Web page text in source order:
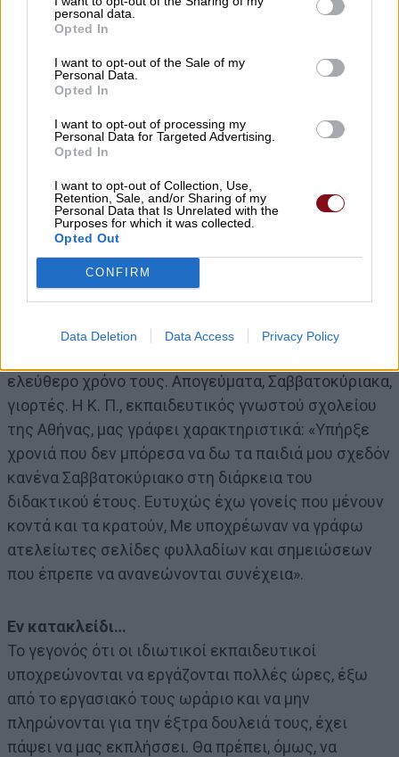
personal data.
Opted In
I want to opt-out of the Sale of my
Personal Data.
Opted In
I want to opt-out of processing my
Personal Data for Targeted Advertising.
Opted In
I want to opt-out of Collection, Use,
Retention, Sale, and/or Sharing of my
Personal Data that Is Unrelated with the
Purposes for which it was collected.
Opted Out
CONFIRM
Data Deletion Data Access Privacy Policy
εκείνοι κρίνουν ότι πρέπει να ετοιμάσουν για την
τάξη τους, αλλά κάνουν πολύ περισσότερα…
H απλήρωτη αυτή πνευματική δημιουργία μένει
συνήθως στα χέρια του σχολείου, όταν ο
εκπαιδευτικός αποχωρήσει! Η υπογραφή τέτοιων
συμφωνητικών, με την «ευγενική» υπόμνηση της
ελεύθερης απόλυσης, έχει λάβει χαρακτηριστικά
επιδημίας στα ιδιωτικά σχολεία. Είναι σημαντικό να
τονιστεί ότι η συγγραφή ενός βιβλίου απαιτεί
μεγάλο αριθμό εργατοωρών που είναι αδύνατον να
καλυφθεί στο χρόνο νόμιμης παραμονής στη
της «έξωσης» υποχρεώνονται να γίνουν
ελεύθερο χρόνο τους. Απογεύματα, Σαββατοκύριακα,
γιορτές. Η Κ. Π., εκπαιδευτικός γνωστού σχολείου
της Αθήνας, μας γράφει χαρακτηριστικά: «Υπήρξε
χρονιά που δεν μπόρεσα να δω τα παιδιά μου σχεδόν
κανένα Σαββατοκύριακο στη διάρκεια του
διδακτικού έτους. Ευτυχώς έχω γονείς που μένουν
κοντά και τα κρατούν, Με υποχρέωναν να γράφω
ατελείωτες σελίδες φυλλαδίων και σημειώσεων
που έπρεπε να ανανεώνονται συνέχεια».
Εν κατακλείδι…
Το γεγονός ότι οι ιδιωτικοί εκπαιδευτικοί
υποχρεώνονται να εργάζονται πολλές ώρες, έξω
από το εργασιακό τους ωράριο και να μην
πληρώνονται για την έξτρα δουλειά τους, έχει
πάψει να μας εκπλήσσει. Θα πρέπει, όμως, να